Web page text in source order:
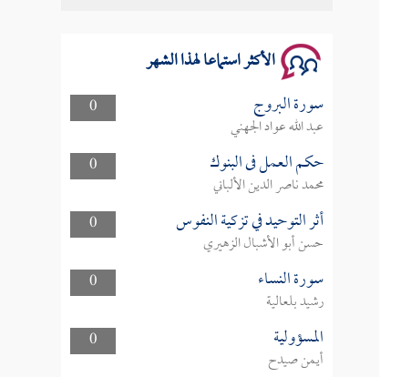
الأكثر استماعا لهذا الشهر
0 سورة البروج
عبد الله عواد الجهني
0
حكم العمل فى البنوك
محمد ناصر الدين الألباني
0
أثر التوحيد في تزكية النفوس
حسن أبو الأشبال الزهيري
0
سورة النساء
رشيد بلعالية
0
المسؤولية
أيمن صيدح